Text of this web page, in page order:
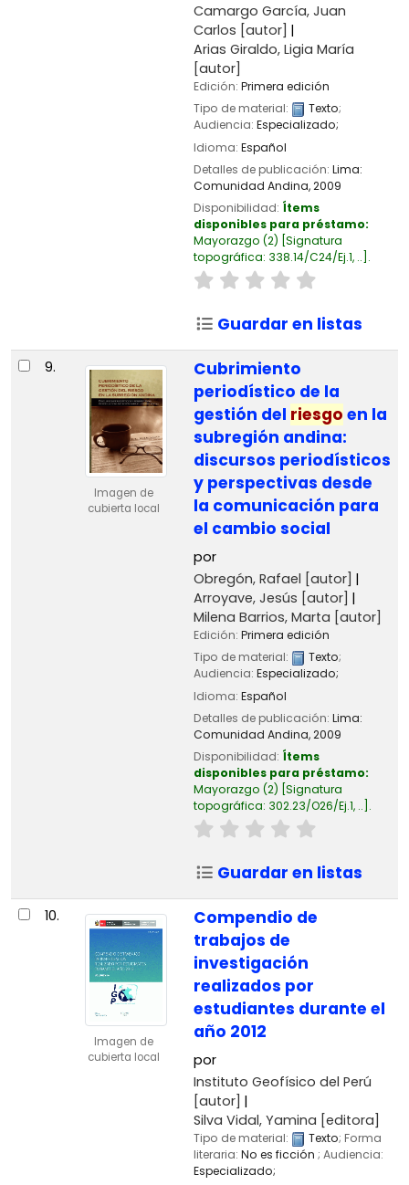
Camargo García, Juan
Carlos [autor]
Arias Giraldo, Ligia María
[autor]
Edición: Primera edición
Tipo de material:
Texto;
Audiencia: Especializado;
Idioma: Español
Detalles de publicación: Lima:
Comunidad Andina,2009
Disponibilidad: Ítems
disponibles para préstamo:
Mayorazgo (2) Signatura
topográfica: 338.14/C24/Ej.1, .. .
Guardar en listas
9.
Imagen de
cubierta local
Cubrimiento
periodístico de la
gestión del riesgo en la
subregión andina:
discursos periodísticos
y perspectivas desde
la comunicación para
el cambio social
por
Obregón, Rafael [autor]
Arroyave, Jesús [autor]
Milena Barrios, Marta [autor]
Edición: Primera edición
Tipo de material:
Texto;
Audiencia: Especializado;
Idioma: Español
Detalles de publicación: Lima:
Comunidad Andina,2009
Disponibilidad: Ítems
disponibles para préstamo:
Mayorazgo (2) Signatura
topográfica: 302.23/O26/Ej.1, .. .
Guardar en listas
10.
Imagen de
cubierta local
Compendio de
trabajos de
investigación
realizados por
estudiantes durante el
año 2012
por
Instituto Geofísico del Perú
[autor]
Silva Vidal, Yamina [editora]
Tipo de material: Texto; Forma
literaria: No es ficción ; Audiencia:
Especializado;